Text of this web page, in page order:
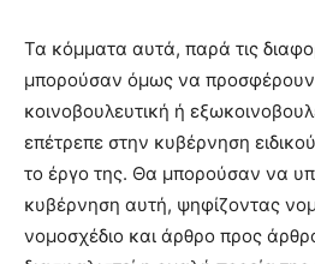
Τα κόμματα αυτά, παρά τις
μπορούσαν όμως να προσφέρουν
κοινοβουλευτική ή
επέτρεπε στην κυβέρνηση
το έργο της. Θα μπορούσαν να
κυβέρνηση αυτή, ψηφίζοντας
νομοσχέδιο και άρθρο προς